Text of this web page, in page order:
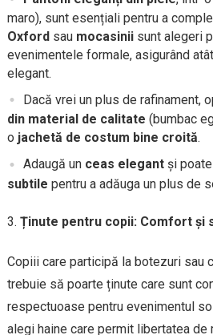
maro), sunt esențiali pentru a
Oxfordsau mocasiniisunt alegeri
evenimentele formale, asigurând
elegant.
Dacă vrei un plus de rafinament,
din material de calitate (bumbac
o jachetă de costum bine croită.
Adaugă un ceas elegantși
subtile pentru a adăuga un plus de
Ținute pentru copii: Comfort și
Copiii care participă la botezuri sau
trebuie să poarte ținute care sunt
respectuoase pentru evenimentul
alegi haine care permit libertatea de